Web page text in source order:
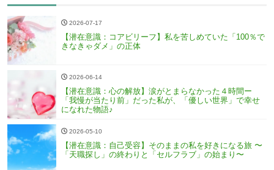
2026-07-17
【潜在意識：コアビリーフ】私を苦しめていた「100％で
きなきゃダメ」の正体
2026-06-14
【潜在意識：心の解放】涙がとまらなかった４時間ー
「我慢が当たり前」だった私が、「優しい世界」で幸せ
になれた物語♪
2026-05-10
【潜在意識：自己受容】そのままの私を好きになる旅 〜
「天職探し」の終わりと「セルフラブ」の始まり〜